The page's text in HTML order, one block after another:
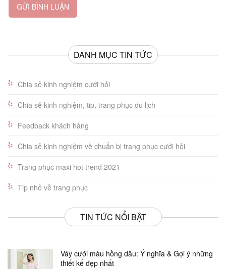
GỬI BÌNH LUẬN
DANH MỤC TIN TỨC
Chia sẻ kinh nghiệm cưới hỏi
Chia sẻ kinh nghiệm, tip, trang phục du lịch
Feedback khách hàng
Chia sẻ kinh nghiệm về chuẩn bị trang phục cưới hỏi
Trang phục maxi hot trend 2021
Tip nhỏ về trang phục
TIN TỨC NỔI BẬT
Váy cưới màu hồng dâu: Ý nghĩa & Gợi ý những
thiết kế đẹp nhất